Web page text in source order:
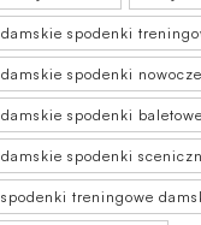
damskie spodenki
damskie spodenki
damskie spodenki baletowe
damskie spodenki
spodenki treningowe